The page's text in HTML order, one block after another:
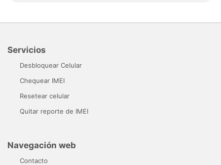
Servicios
Desbloquear Celular
Chequear IMEI
Resetear celular
Quitar reporte de IMEI
Navegación web
Contacto